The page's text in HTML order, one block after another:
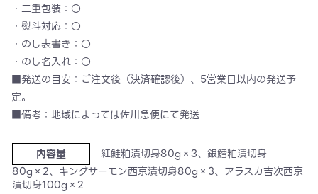
・二重包装：〇
・熨斗対応：〇
・のし表書き：〇
・のし名入れ：〇
■発送の目安：ご注文後（決済確認後）、5営業日以内の発送予
定。
■備考：地域によっては佐川急便にて発送
内容量
紅鮭粕漬切身80g×3、銀鱈粕漬切身
80g×2、キングサーモン西京漬切身80g×3、アラスカ吉次西京
漬切身100g×2